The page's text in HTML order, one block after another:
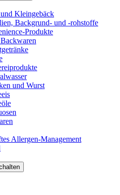
Kleingebäck
Backgrund- und -rohstoffe
Produkte
und Wurst
Allergen-Management